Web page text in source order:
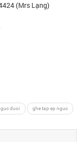
(Mrs Lạng)
duoi ghe tap ep nguc